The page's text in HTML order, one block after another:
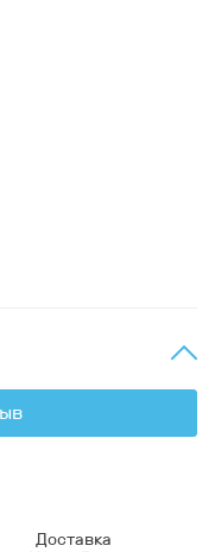
Доставка